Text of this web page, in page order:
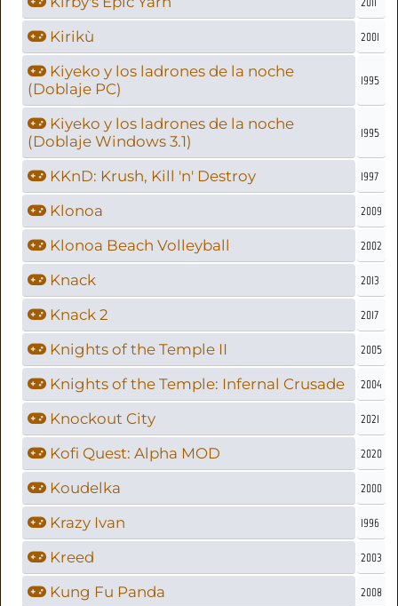
Kirikù 2001
Kiyeko y los ladrones de la noche
(Doblaje PC)
1995
Kiyeko y los ladrones de la noche
(Doblaje Windows 3.1)
1995
KKnD: Krush, Kill 'n' Destroy 1997
Klonoa 2009
Klonoa Beach Volleyball 2002
Knack 2013
Knack 2 2017
Knights of the Temple II 2005
Knights of the Temple: Infernal Crusade 2004
Knockout City 2021
Kofi Quest: Alpha MOD 2020
Koudelka 2000
Krazy Ivan 1996
Kreed 2003
Kung Fu Panda 2008